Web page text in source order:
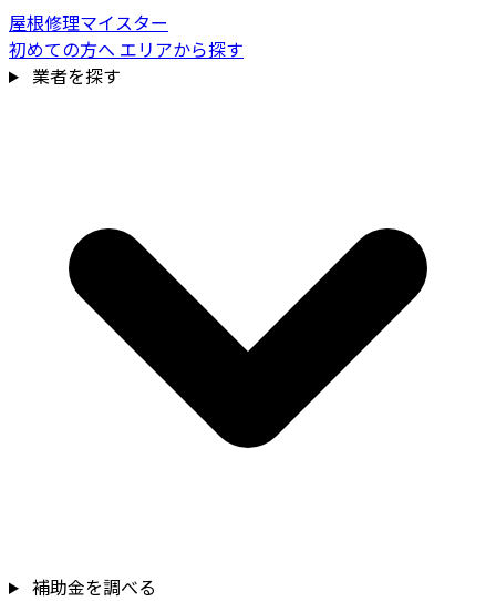
屋根修理マイスター
初めての方へ エリアから探す
業者を探す
補助金を調べる